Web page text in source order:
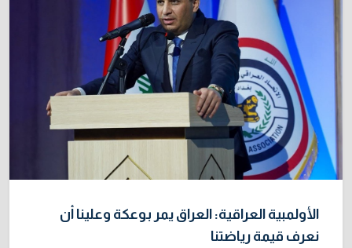
الأولمبية العراقية: العراق يمر بوعكة وعلينا أن
نعرف قيمة رياضتنا